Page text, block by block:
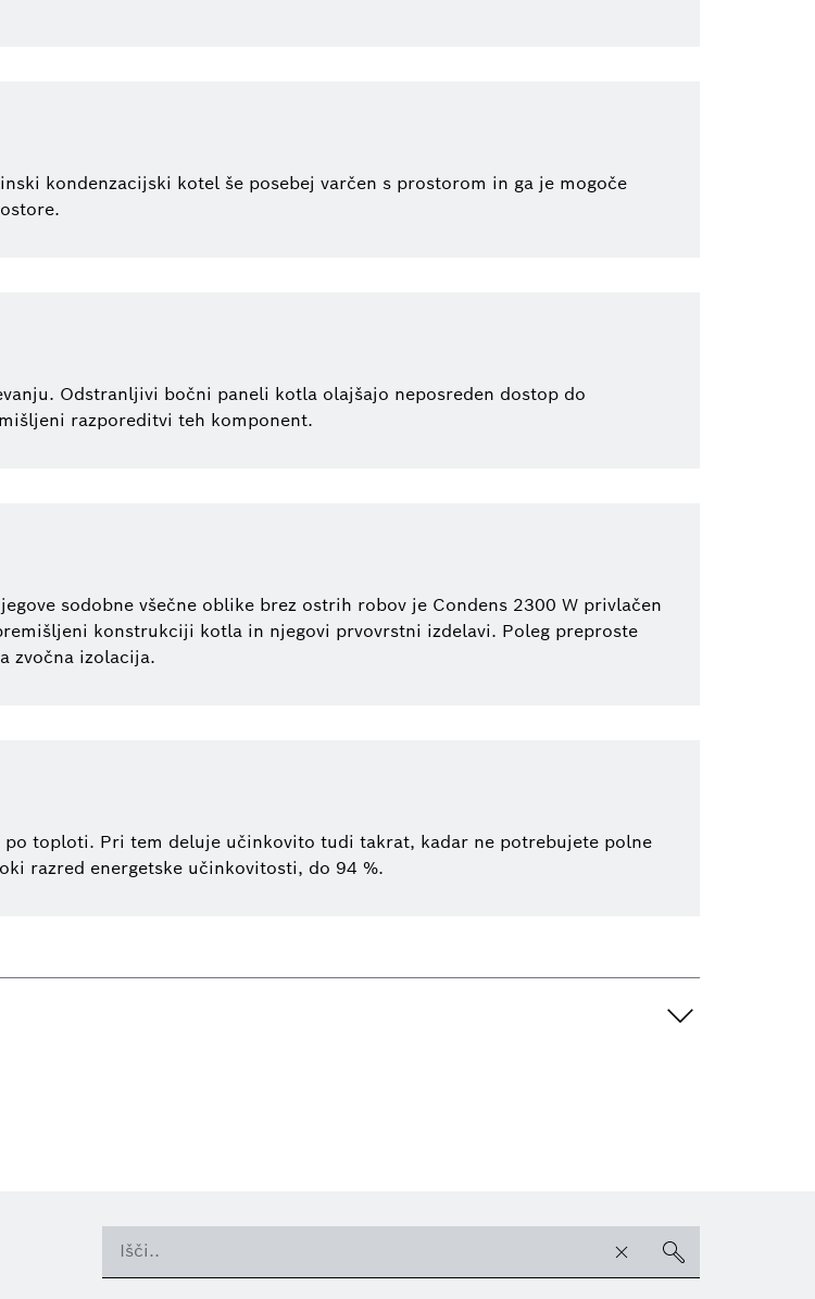
kondenzacijski kotel še posebej varčen s prostorom in ga je mogoče
Odstranljivi bočni paneli kotla olajšajo neposreden dostop do
razporeditvi teh komponent.
sodobne všečne oblike brez ostrih robov je Condens 2300 W privlačen
konstrukciji kotla in njegovi prvovrstni izdelavi. Poleg preproste
zvočna izolacija.
toploti. Pri tem deluje učinkovito tudi takrat, kadar ne potrebujete polne
razred energetske učinkovitosti, do 94 %.